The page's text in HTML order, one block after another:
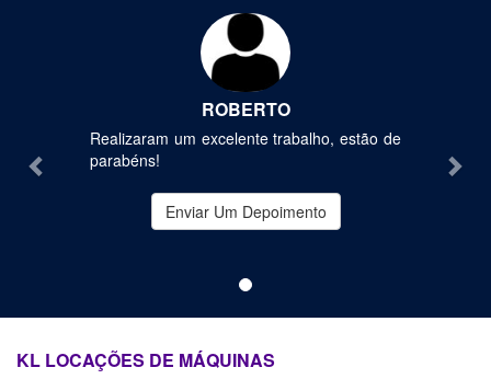
ROBERTO
Realizaram um excelente trabalho, estão de
parabéns!
Enviar Um Depoimento
KL LOCAÇÕES DE MÁQUINAS